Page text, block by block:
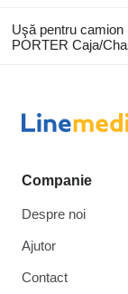
Uşă pentru camion
PORTER Caja/
Companie
Despre noi
Ajutor
Contact